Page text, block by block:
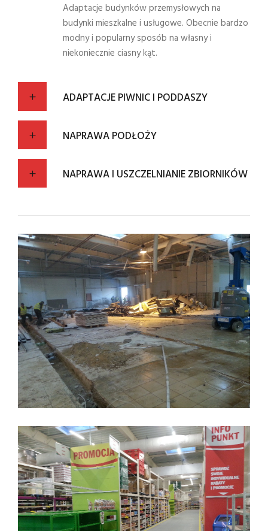
Adaptacje budynków przemysłowych na
budynki mieszkalne i usługowe. Obecnie bardzo
modny i popularny sposób na własny i
niekoniecznie ciasny kąt.
ADAPTACJE PIWNIC I PODDASZY
NAPRAWA PODŁOŻY
NAPRAWA I USZCZELNIANIE ZBIORNIKÓW